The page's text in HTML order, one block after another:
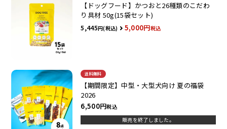
【ドッグフード】かつおと26種類のこだわ
り具材 50g(15袋セット)
5,445 5,000 税込
送料無料
【期間限定】中型・大型犬向け 夏の福袋
2026
6,500
税込
販売を終了しました。